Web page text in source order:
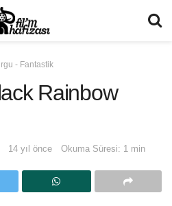
- Fantastik
Rainbow
14 yıl önce Okuma Süresi: 1 min